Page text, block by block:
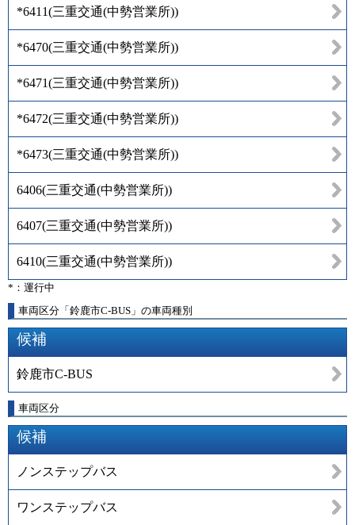
*6411(三重交通(中勢営業所))
*6470(三重交通(中勢営業所))
*6471(三重交通(中勢営業所))
*6472(三重交通(中勢営業所))
*6473(三重交通(中勢営業所))
6406(三重交通(中勢営業所))
6407(三重交通(中勢営業所))
6410(三重交通(中勢営業所))
*：運行中
車両区分「鈴鹿市C-BUS」の車両種別
候補
鈴鹿市C-BUS
車両区分
候補
ノンステップバス
ワンステップバス